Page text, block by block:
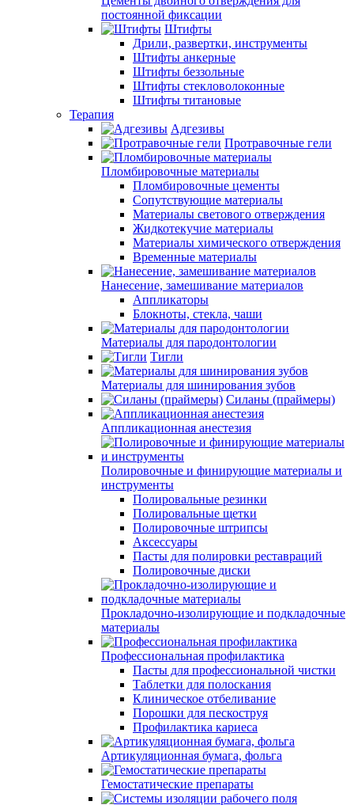
постоянной фиксации
Штифты
Дрили, развертки, инструменты
Штифты анкерные
Штифты беззольные
Штифты стекловолоконные
Штифты титановые
Терапия
Адгезивы
Протравочные гели
Пломбировочные материалы
Пломбировочные цементы
Сопутствующие материалы
Материалы светового отверждения
Жидкотекучие материалы
Материалы химического отверждения
Временные материалы
Нанесение, замешивание материалов
Аппликаторы
Блокноты, стекла, чаши
Материалы для пародонтологии
Тигли
Материалы для шинирования зубов
Силаны (праймеры)
Аппликационная анестезия
Полировочные и финирующие материалы и
инструменты
Полировальные резинки
Полировальные щетки
Полировочные штрипсы
Аксессуары
Пасты для полировки реставраций
Полировочные диски
Прокладочно-изолирующие и подкладочные
материалы
Профессиональная профилактика
Пасты для профессиональной чистки
Таблетки для полоскания
Клиническое отбеливание
Порошки для пескоструя
Профилактика кариеса
Артикуляционная бумага, фольга
Гемостатические препараты